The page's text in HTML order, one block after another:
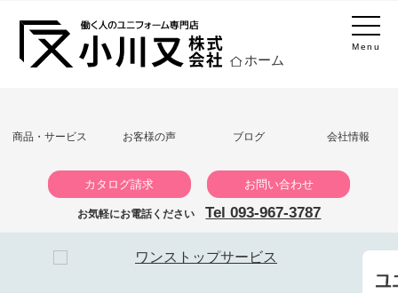
Menu
ホーム
商品・サービス お客様の声 ブログ 会社情報
カタログ請求 お問い合わせ
お気軽にお電話ください Tel 093-967-3787